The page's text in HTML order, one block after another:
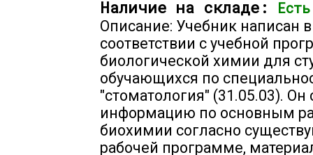
Наличие на складе:
Описание: Учебник написан в
соответствии с учебной
биологической химии для
обучающихся по
"стоматология" (31.05.03). Он
информацию по основным
биохимии согласно
рабочей программе,